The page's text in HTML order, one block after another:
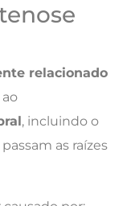
relacionado
, incluindo o
as raízes